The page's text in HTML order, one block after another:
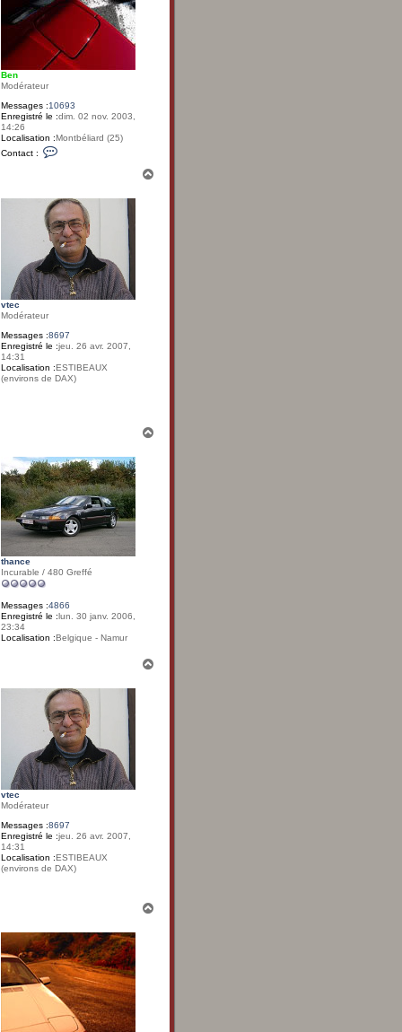
Ben
Modérateur
Messages :10693
Enregistré le :dim. 02 nov. 2003,
14:26
Localisation :Montbéliard (25)
Contact :
c
t
e
r
B
e
n
vtec
Modérateur
Messages :8697
Enregistré le :jeu. 26 avr. 2007,
14:31
Localisation :ESTIBEAUX
(environs de DAX)
thance
Incurable / 480 Greffé
Messages :4866
Enregistré le :lun. 30 janv. 2006,
23:34
Localisation :Belgique - Namur
vtec
Modérateur
Messages :8697
Enregistré le :jeu. 26 avr. 2007,
14:31
Localisation :ESTIBEAUX
(environs de DAX)